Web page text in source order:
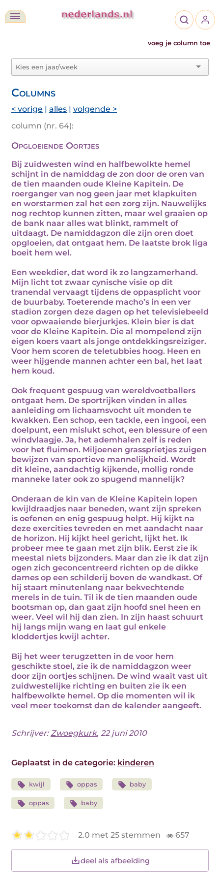
voeg je column toe
Columns
< vorige | alles | volgende >
column (nr. 64):
Opgloeiende Oortjes
Bij zuidwesten wind en halfbewolkte hemel
schijnt in de namiddag de zon door de oren van
de tien maanden oude Kleine Kapitein. De
roerganger van nog geen jaar met klapkuiten
en worstarmen zal het een zorg zijn. Nauwelijks
nog rechtop kunnen zitten, maar wel graaien op
de bank naar alles wat blinkt, rammelt of
uitdaagt. De namiddagzon die zijn oren doet
opgloeien, dat ontgaat hem. De laatste brok liga
boeit hem wel.
Een weekdier, dat word ik zo langzamerhand.
Mijn licht tot zwaar cynische visie op dit
tranendal vervaagt tijdens de oppasplicht voor
de buurbaby. Toeterende macho’s in een ver
stadion zorgen deze dagen op het televisiebeeld
voor opwaaiende bierjurkjes. Klein bier is dat
voor de Kleine Kapitein. Die al mompelend zijn
eigen koers vaart als jonge ontdekkingsreiziger.
Voor hem scoren de teletubbies hoog. Heen en
weer hijgende mannen achter een bal, het laat
hem koud.
Ook frequent gespuug van wereldvoetballers
ontgaat hem. De sportrijken vinden in alles
aanleiding om lichaamsvocht uit monden te
kwakken. Een schop, een tackle, een ingooi, een
doelpunt, een mislukt schot, een blessure of een
windvlaagje. Ja, het ademhalen zelf is reden
voor het fluimen. Miljoenen grassprietjes zuigen
bewijzen van sportieve mannelijkheid. Wordt
dit kleine, aandachtig kijkende, mollig ronde
manneke later ook zo spugend mannelijk?
Onderaan de kin van de Kleine Kapitein lopen
kwijldraadjes naar beneden, want zijn spreken
is oefenen en enig gespuug helpt. Hij kijkt na
deze exercities tevreden en met aandacht naar
de horizon. Hij kijkt heel gericht, lijkt het. Ik
probeer mee te gaan met zijn blik. Eerst zie ik
meestal niets bijzonders. Maar dan zie ik dat zijn
ogen zich geconcentreerd richten op de dikke
dames op een schilderij boven de wandkast. Of
hij staart minutenlang naar bekvechtende
merels in de tuin. Til ik de tien maanden oude
bootsman op, dan gaat zijn hoofd snel heen en
weer. Veel wil hij dan zien. In zijn haast schuurt
hij langs mijn wang en laat gul enkele
kloddertjes kwijl achter.
Bij het weer terugzetten in de voor hem
geschikte stoel, zie ik de namiddagzon weer
door zijn oortjes schijnen. De wind waait vast uit
zuidwestelijke richting en buiten zie ik een
halfbewolkte hemel. Op die momenten wil ik
veel meer toekomst dan de kalender aangeeft.
Schrijver:Zwoegkurk, 22 juni 2010
Geplaatst in de categorie: kinderen
kwijl oppas baby
oppas baby
2.0 met 25 stemmen 657
deel als afbeelding